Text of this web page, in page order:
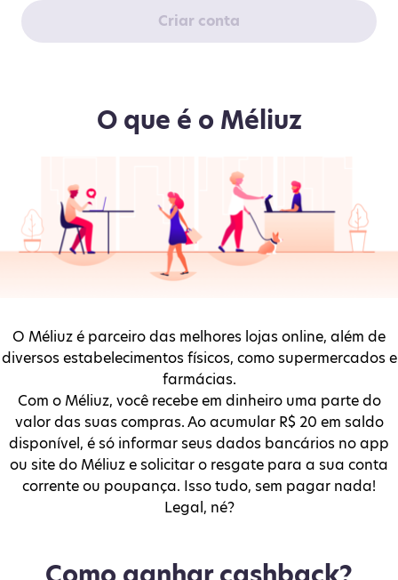
Criar conta
O que é o Méliuz
O Méliuz é parceiro das melhores lojas online, além de
diversos estabelecimentos físicos, como supermercados e
farmácias.
Com o Méliuz, você recebe em dinheiro uma parte do
valor das suas compras. Ao acumular R$ 20 em saldo
disponível, é só informar seus dados bancários no app
ou site do Méliuz e solicitar o resgate para a sua conta
corrente ou poupança. Isso tudo, sem pagar nada!
Legal, né?